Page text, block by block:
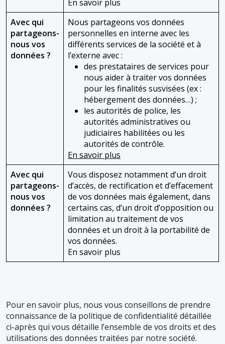
En savoir plus
Avec qui
partageons-
nous vos
données ?
Nous partageons vos données
personnelles en interne avec les
différents services de la société et à
l’externe avec :
des prestataires de services pour
nous aider à traiter vos données
pour les finalités susvisées (ex :
hébergement des données…) ;
les autorités de police, les
autorités administratives ou
judiciaires habilitées ou les
autorités de contrôle.
En savoir plus
Avec qui
partageons-
nous vos
données ?
Vous disposez notamment d’un droit
d’accès, de rectification et d’effacement
de vos données mais également, dans
certains cas, d’un droit d’opposition ou
limitation au traitement de vos
données et un droit à la portabilité de
vos données.
En savoir plus
Pour en savoir plus, nous vous conseillons de prendre
connaissance de la politique de confidentialité détaillée
ci-après qui vous détaille l’ensemble de vos droits et des
utilisations des données traitées par notre société.